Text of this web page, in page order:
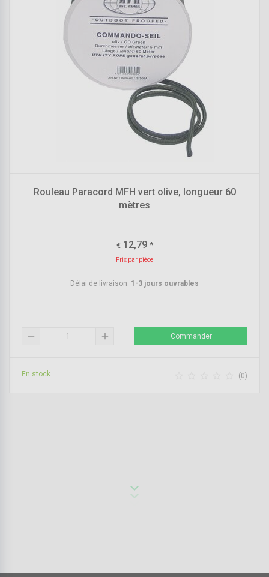
Rouleau Paracord MFH vert olive, longueur 60
mètres
€12,79 *
Prix par pièce
Délai de livraison: 1-3 jours ouvrables
remove add Commander
En stock (0)